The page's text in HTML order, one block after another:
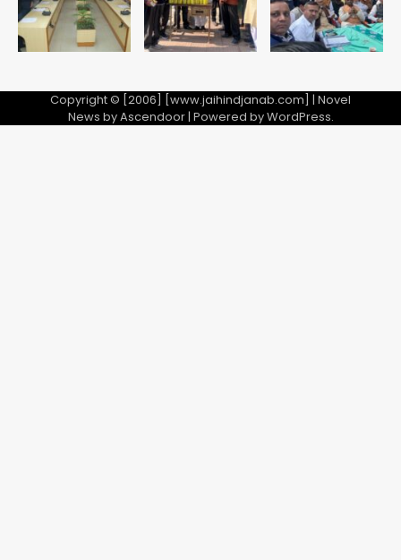
Copyright © [2006] [www.jaihindjanab.com] | Novel
News byAscendoor| Powered byWordPress.